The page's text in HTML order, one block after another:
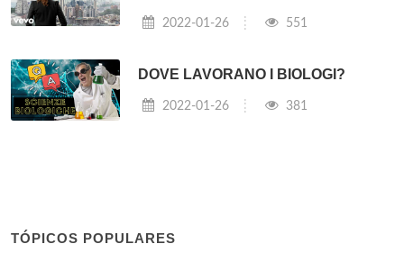
2022-01-26 551
DOVE LAVORANO I BIOLOGI?
2022-01-26 381
TÓPICOS POPULARES